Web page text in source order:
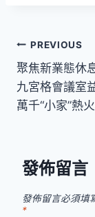
文
章
導
PREVIOUS
聚焦新業態休
九宮格會議室
萬千“小家”熱
發佈留言
發佈留言必須填
*